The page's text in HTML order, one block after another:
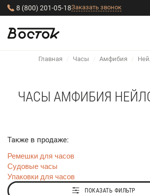
8 (800) 201-05-18Заказать звонок
Главная / Часы / Амфибия /
ЧАСЫ АМФИБИЯ
Также в продаже:
Ремешки для часов
Судовые часы
Упаковки для часов
ПОКАЗАТЬ ФИЛЬТР